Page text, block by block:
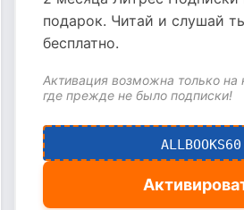
подарок. Читай и слушай
бесплатно.
Активация возможна только на
где прежде не было подписки!
ALLBOOKS60